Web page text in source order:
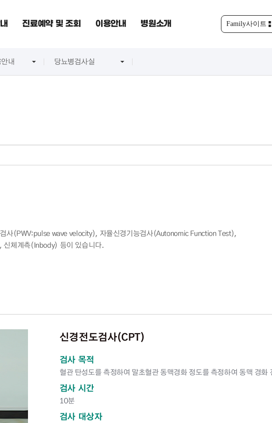
Family사이트
진료예약 및 조회 이용안내 병원소개
내 당뇨병검사실
사(PWV:pulse wave velocity), 자율신경기능검사(Autonomic Function Test),
체계측(Inbody) 등이 있습니다.
신경전도검사(CPT)
검사 목적
혈관 탄성도를 측정하여 말초혈관 동맥경화 정도를 측정하여 동맥 경
검사 시간
10분
검사 대상자